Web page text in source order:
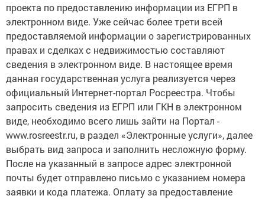
проекта по предоставлению информации из ЕГРП в
электронном виде. Уже сейчас более трети всей
предоставляемой информации о зарегистрированных
правах и сделках с недвижимостью составляют
сведения в электронном виде. В настоящее время
данная государственная услуга реализуется через
официальный Интернет-портал Росреестра. Чтобы
запросить сведения из ЕГРП или ГКН в электронном
виде, необходимо всего лишь зайти на Портал -
www.rosreestr.ru, в раздел «Электронные услуги», далее
выбрать вид запроса и заполнить несложную форму.
После на указанный в запросе адрес электронной
почты будет отправлено письмо с указанием номера
заявки и кода платежа. Оплату за предоставление